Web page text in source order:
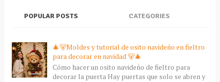
POPULAR POSTS CATEGORIES
🎄🐻Moldes y tutorial de osito navideño en fieltro
para decorar en navidad 🐻🎄
Cómo hacer un osito navideño de fieltro para
decorar la puerta Hay puertas que solo se abren y